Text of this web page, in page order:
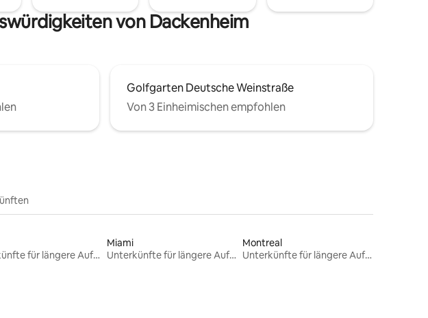
von Dackenheim
Golfgarten Deutsche Weinstraße
Von 3 Einheimischen empfohlen
Unterkünfte für längere Aufenthalte
Miami
Unterkünfte für längere Aufenthalte
Montreal
Unterkünfte für längere Aufenthalte